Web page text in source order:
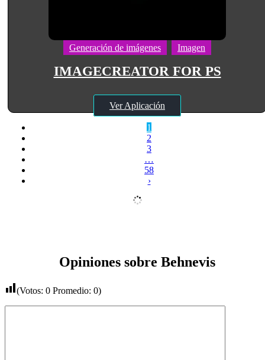
Generación de imágenes Imagen
IMAGECREATOR FOR PS
Ver Aplicación
1
2
3
…
58
›
Opiniones sobre Behnevis
(Votos: 0 Promedio: 0)